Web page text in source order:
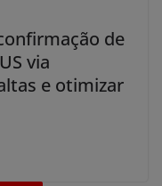
de
via
e otimizar